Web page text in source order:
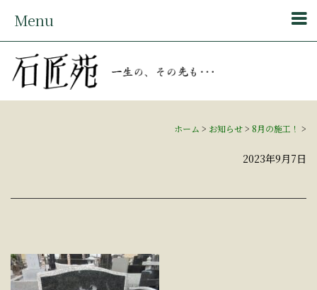
Menu
ホーム > お知らせ> 8月の施工！ >
2023年9月7日